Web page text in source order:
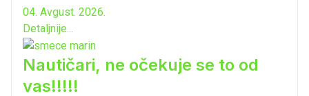
04. Avgust. 2026.
Detaljnije...
Nautičari, ne očekuje se to od
vas!!!!!